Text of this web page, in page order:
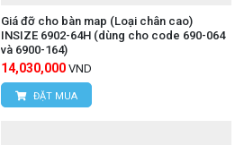
Giá đỡ cho bàn map (Loại chân cao)
INSIZE 6902-64H (dùng cho code 690-064
và 6900-164)
14,030,000 VND
ĐẶT MUA